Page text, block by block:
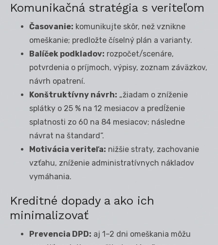
Komunikačná stratégia s veriteľom
Časovanie: komunikujte skôr, než vznikne
omeškanie; predložte číselný plán a varianty.
Balíček podkladov: rozpočet/scenáre,
potvrdenia o príjmoch, výpisy, zoznam záväzkov,
návrh opatrení.
Konštruktívny návrh: „žiadam o zníženie
splátky o 25 % na 12 mesiacov a predĺženie
splatnosti zo 60 na 84 mesiacov; následne
návrat na štandard“.
Motivácia veriteľa: nižšie straty, zachovanie
vzťahu, zníženie administratívnych nákladov
vymáhania.
Kreditné dopady a ako ich
minimalizovať
Prevencia DPD: aj 1–2 dni omeškania môžu